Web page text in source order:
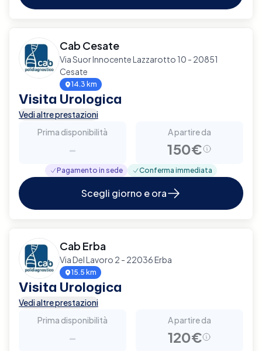
Cab Cesate
Via Suor Innocente Lazzarotto 10 - 20851
Cesate
14.3 km
Visita Urologica
Vedi altre prestazioni
Prima disponibilità
-
A partire da
150€
Pagamento in sede Conferma immediata
Scegli giorno e ora
Cab Erba
Via Del Lavoro 2 - 22036 Erba
15.5 km
Visita Urologica
Vedi altre prestazioni
Prima disponibilità
-
A partire da
120€